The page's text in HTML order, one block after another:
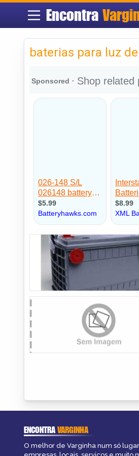
Encontra
baterias para luz
ENCONTRAVARGINHA
O melhor de Varginha num só